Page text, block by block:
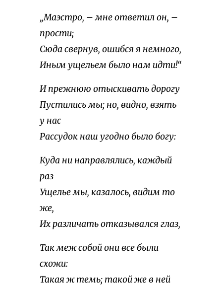
„Маэстро, – мне ответил он, –
прости;
Сюда свернув, ошибся я немного,
Иным ущельем было нам идти!“
И прежнюю отыскивать дорогу
Пустились мы; но, видно, взять
у нас
Рассудок наш угодно было богу:
Куда ни направлялись, каждый
раз
Ущелье мы, казалось, видим то
же,
Их различать отказывался глаз,
Так меж собой они все были
схожи:
Такая ж темь; такой же в ней